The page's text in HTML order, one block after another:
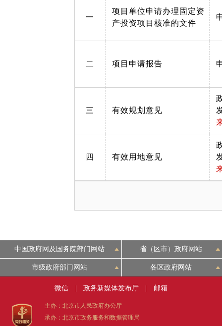
一
项目单位申请办理固定资
产投资项目核准的文件
二 项目申请报告
三 有效规划意见
四 有效用地意见
中国政府网及国务院部门网站 省（区市）政府网站
市级政府部门网站 各区政府网站
微信 政务新媒体发布厅 邮箱
主办：北京市人民政府办公厅
承办：北京市政务服务和数据管理局